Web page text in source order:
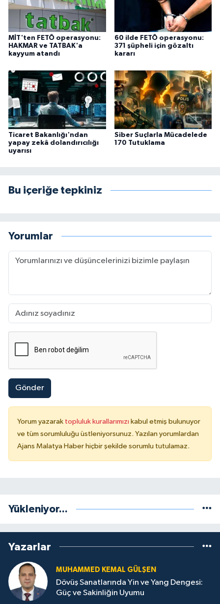
MİT'ten FETÖ operasyonu:
HAKMAR ve TATBAK'a
kayyum atandı
60 ilde FETÖ operasyonu:
371 şüpheli için gözaltı
kararı
Ticaret Bakanlığı'ndan
yapay zekâ dolandırıcılığı
uyarısı
Siber Suçlarla Mücadelede
170 Tutuklama
Bu içeriğe tepkiniz
Yorumlar
Gönder
Yorum yazarak topluluk kurallarımızı kabul etmiş bulunuyor
ve tüm sorumluluğu üstleniyorsunuz. Yazılan yorumlardan
Ajans Malatya Haber hiçbir şekilde sorumlu tutulamaz.
Yükleniyor...
Yazarlar
MUHAMMED KEMAL GÜLŞEN
Dövüş Sanatlarında Yin ve Yang Dengesi:
Güç ve Sakinliğin Uyumu